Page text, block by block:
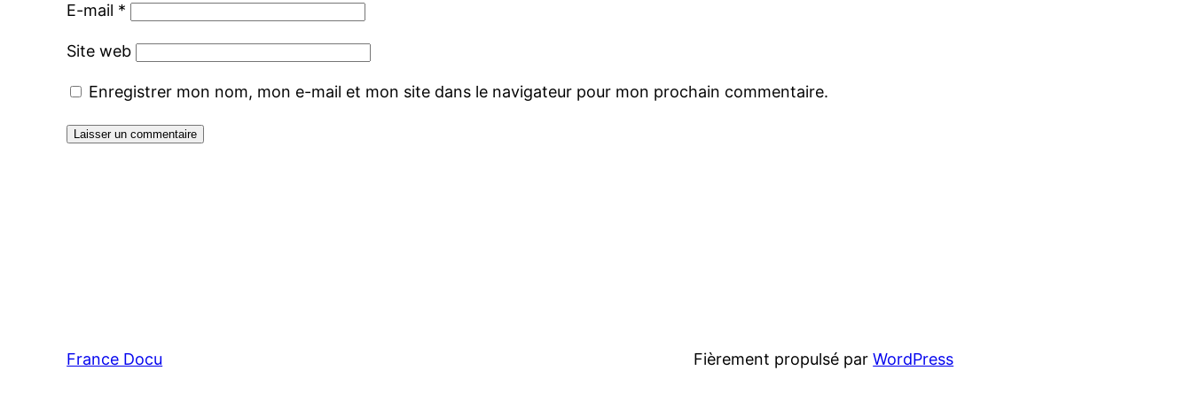
E-mail *
Site web
Enregistrer mon nom, mon e-mail et mon site dans le navigateur pour mon prochain commentaire.
France Docu Fièrement propulsé parWordPress